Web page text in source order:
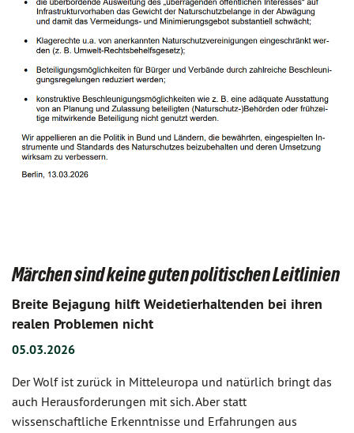
Märchen sind keine guten politischen Leitlinien
Breite Bejagung hilft Weidetierhaltenden bei ihren
realen Problemen nicht
05.03.2026
Der Wolf ist zurück in Mitteleuropa und natürlich bringt das
auch Herausforderungen mit sich. Aber statt
wissenschaftliche Erkenntnisse und Erfahrungen aus